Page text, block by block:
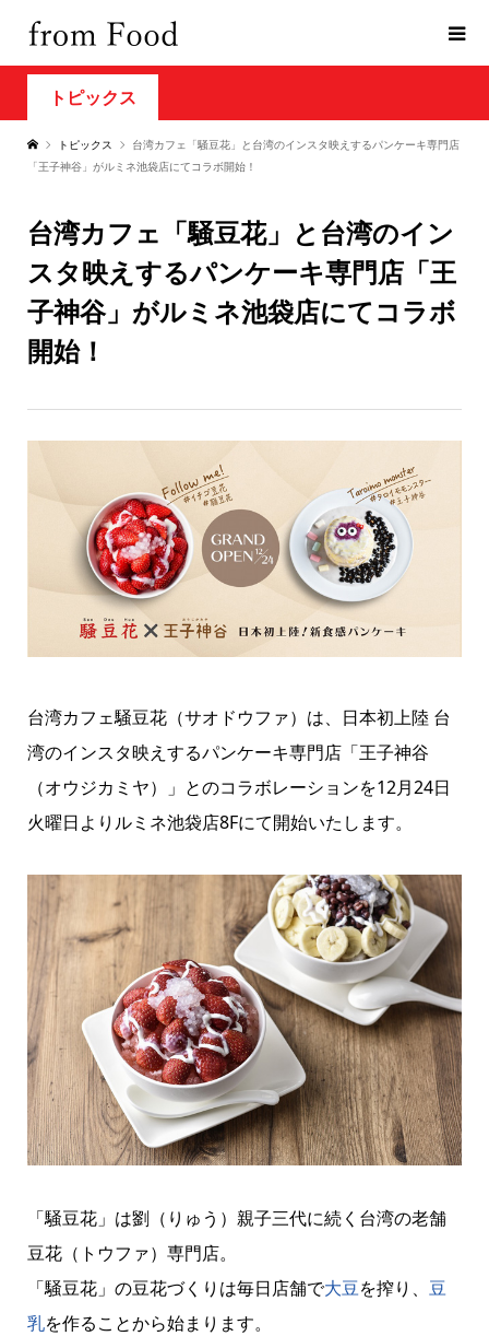
トピックス
トピックス
台湾カフェ「騒豆花」と台湾のインスタ映えするパンケーキ専門店
「王子神谷」がルミネ池袋店にてコラボ開始！
台湾カフェ「騒豆花」と台湾のイン
スタ映えするパンケーキ専門店「王
子神谷」がルミネ池袋店にてコラボ
開始！
台湾カフェ騒豆花（サオドウファ）は、日本初上陸 台
湾のインスタ映えするパンケーキ専門店「王子神谷
（オウジカミヤ）」とのコラボレーションを12月24日
火曜日よりルミネ池袋店8Fにて開始いたします。
「騒豆花」は劉（りゅう）親子三代に続く台湾の老舗
豆花（トウファ）専門店。
「騒豆花」の豆花づくりは毎日店舗で大豆を搾り、 豆
乳を作ることから始まります。